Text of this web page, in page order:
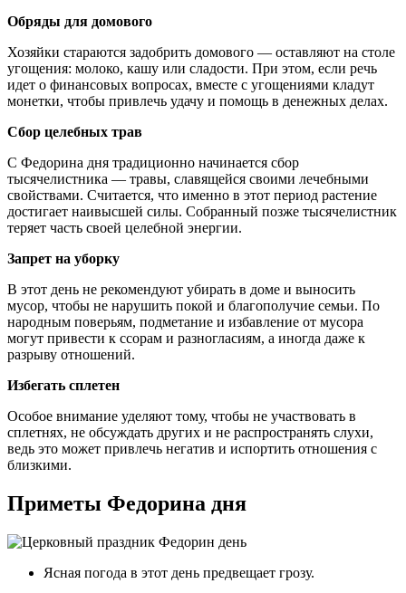
Обряды для домового
Хозяйки стараются задобрить домового — оставляют на столе
угощения: молоко, кашу или сладости. При этом, если речь
идет о финансовых вопросах, вместе с угощениями кладут
монетки, чтобы привлечь удачу и помощь в денежных делах.
Сбор целебных трав
С Федорина дня традиционно начинается сбор
тысячелистника — травы, славящейся своими лечебными
свойствами. Считается, что именно в этот период растение
достигает наивысшей силы. Собранный позже тысячелистник
теряет часть своей целебной энергии.
Запрет на уборку
В этот день не рекомендуют убирать в доме и выносить
мусор, чтобы не нарушить покой и благополучие семьи. По
народным поверьям, подметание и избавление от мусора
могут привести к ссорам и разногласиям, а иногда даже к
разрыву отношений.
Избегать сплетен
Особое внимание уделяют тому, чтобы не участвовать в
сплетнях, не обсуждать других и не распространять слухи,
ведь это может привлечь негатив и испортить отношения с
близкими.
Приметы Федорина дня
Ясная погода в этот день предвещает грозу.